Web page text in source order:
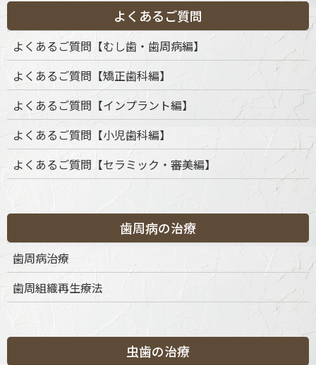
カ
テ
よくあるご質問
よくあるご質問【むし歯・歯周病編】
よくあるご質問【矯正歯科編】
よくあるご質問【インプラント編】
よくあるご質問【小児歯科編】
よくあるご質問【セラミック・審美編】
歯周病の治療
歯周病治療
歯周組織再生療法
虫歯の治療